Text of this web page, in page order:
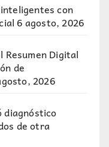
con
6 agosto, 2026
Digital
de
2026
diagnóstico
de otra